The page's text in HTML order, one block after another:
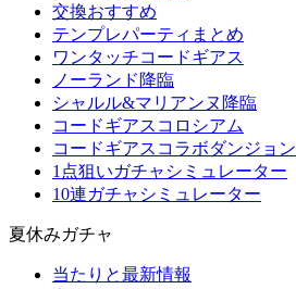
交換おすすめ
テンプレパーティまとめ
ワンタッチコードギアス
ノーランド降臨
シャルル&マリアンヌ降臨
コードギアスコロシアム
コードギアスコラボダンジョン
1点狙いガチャシミュレーター
10連ガチャシミュレーター
夏休みガチャ
当たりと最新情報